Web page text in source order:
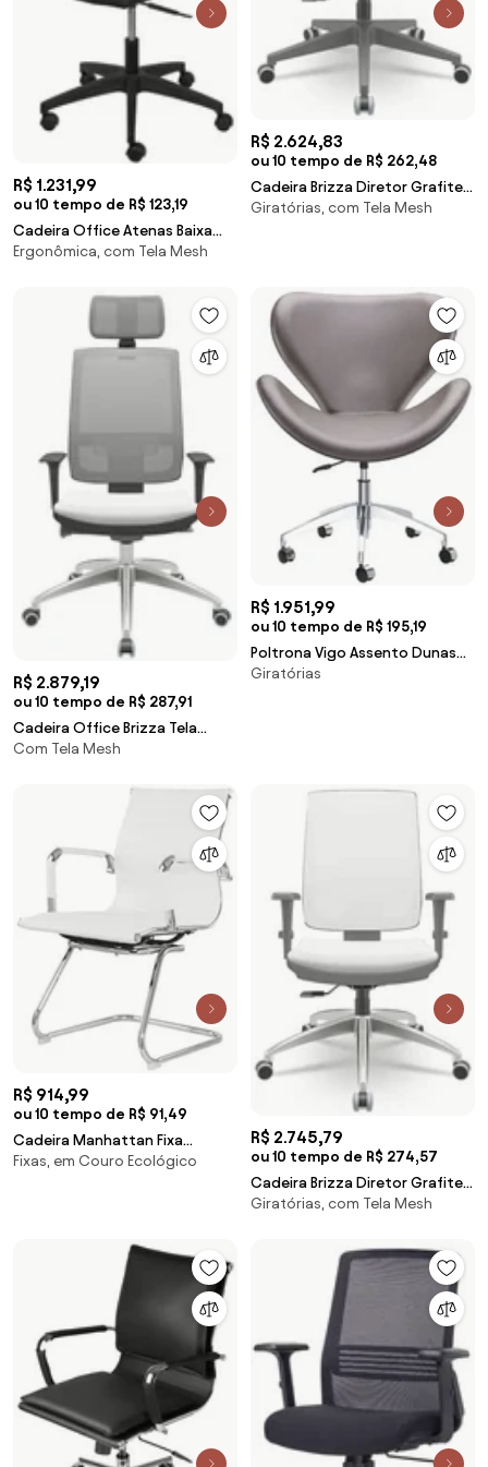
R$ 1.231,99
ou 10 tempo de R$ 123,19
Cadeira Office Atenas Baixa
Tela Mesh Preta com Base
Ergonômica, com Tela Mesh
R$ 2.624,83
ou 10 tempo de R$ 262,48
Cadeira Brizza Diretor Grafite
Tela Branca Assento Vinil Preto
Giratórias, com Tela Mesh
R$ 2.879,19
ou 10 tempo de R$ 287,91
Cadeira Office Brizza Tela
Cinza Com Encosto Assento
126cm - 63196 Sun House
Com Tela Mesh
R$ 1.951,99
ou 10 tempo de R$ 195,19
Poltrona Vigo Assento Dunas
Fendi Base Rodizio em Aluminio
Giratórias
R$ 914,99
ou 10 tempo de R$ 91,49
Cadeira Manhattan Fixa
Courino Branca Base Cromada
Fixas, em Couro Ecológico
R$ 2.745,79
ou 10 tempo de R$ 274,57
Cadeira Brizza Diretor Grafite
Tela Branca Assento Aero
65985 Sun House
Giratórias, com Tela Mesh